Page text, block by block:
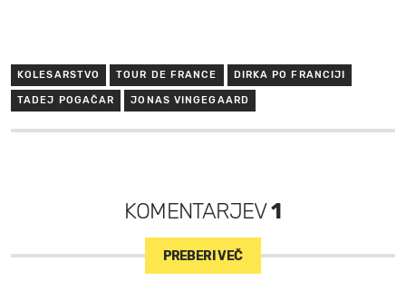
KOLESARSTVO TOUR DE FRANCE DIRKA PO FRANCIJI
TADEJ POGAČAR JONAS VINGEGAARD
KOMENTARJEV1
PREBERI VEČ